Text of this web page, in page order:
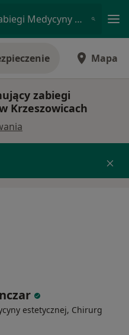
Lekarz Wykonujący Zabiegi Medycyny Estetycznej • Krzeszowice, małopolskie
Mapa
zabiegi
Krzeszowicach
estetycznej, Chirurg